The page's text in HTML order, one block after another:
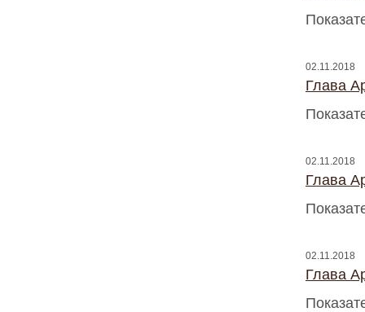
02.11.2018
Глава
02.11.2018
Глава
02.11.2018
Глава